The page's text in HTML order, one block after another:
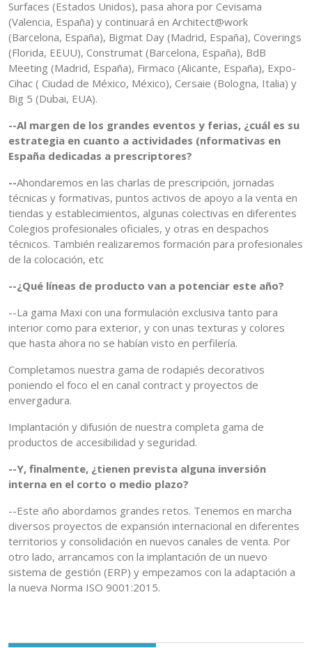
Surfaces (Estados Unidos), pasa ahora por Cevisama
(Valencia, España) y continuará en Architect@work
(Barcelona, España), Bigmat Day (Madrid, España), Coverings
(Florida, EEUU), Construmat (Barcelona, España), BdB
Meeting (Madrid, España), Firmaco (Alicante, España), Expo-
Cihac ( Ciudad de México, México), Cersaie (Bologna, Italia) y
Big 5 (Dubai, EUA).
--Al margen de los grandes eventos y ferias, ¿cuál es su
estrategia en cuanto a actividades (nformativas en
España dedicadas a prescriptores?
--Ahondaremos en las charlas de prescripción, jornadas
técnicas y formativas, puntos activos de apoyo a la venta en
tiendas y establecimientos, algunas colectivas en diferentes
Colegios profesionales oficiales, y otras en despachos
técnicos. También realizaremos formación para profesionales
de la colocación, etc
--¿Qué líneas de producto van a potenciar este año?
--La gama Maxi con una formulación exclusiva tanto para
interior como para exterior, y con unas texturas y colores
que hasta ahora no se habían visto en perfilería.
Completamos nuestra gama de rodapiés decorativos
poniendo el foco el en canal contract y proyectos de
envergadura.
Implantación y difusión de nuestra completa gama de
productos de accesibilidad y seguridad.
--Y, finalmente, ¿tienen prevista alguna inversión
interna en el corto o medio plazo?
--Este año abordamos grandes retos. Tenemos en marcha
diversos proyectos de expansión internacional en diferentes
territorios y consolidación en nuevos canales de venta. Por
otro lado, arrancamos con la implantación de un nuevo
sistema de gestión (ERP) y empezamos con la adaptación a
la nueva Norma ISO 9001:2015.